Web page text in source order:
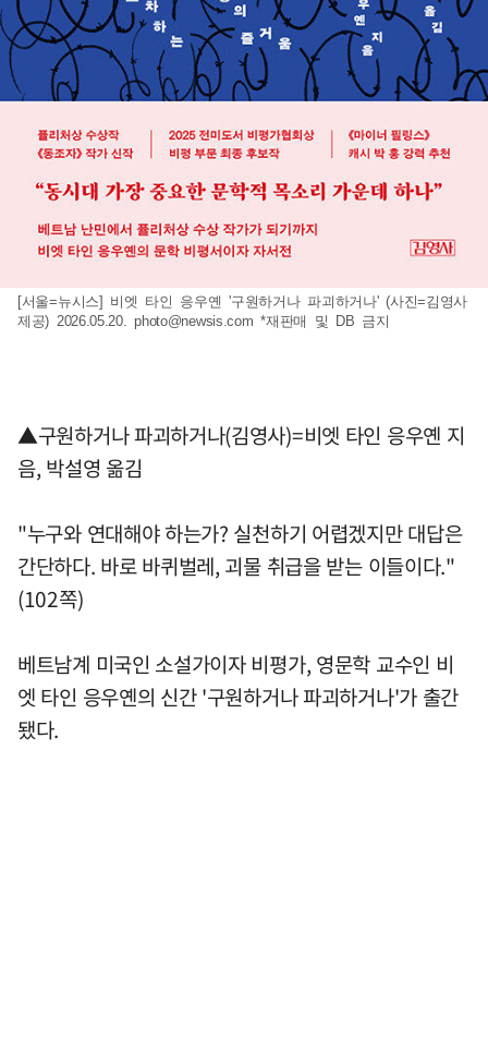
[서울=뉴시스] 비엣 타인 응우옌 '구원하거나 파괴하거나' (사진=김영사
제공) 2026.05.20.photo@newsis.com *재판매 및 DB 금지
▲구원하거나 파괴하거나(김영사)=비엣 타인 응우옌 지
음, 박설영 옮김
"누구와 연대해야 하는가? 실천하기 어렵겠지만 대답은
간단하다. 바로 바퀴벌레, 괴물 취급을 받는 이들이다."
(102쪽)
베트남계 미국인 소설가이자 비평가, 영문학 교수인 비
엣 타인 응우옌의 신간 '구원하거나 파괴하거나'가 출간
됐다.